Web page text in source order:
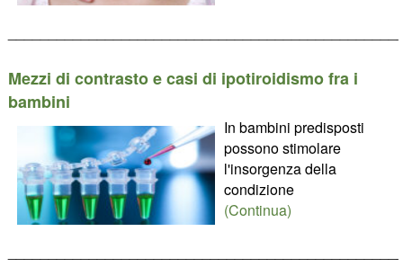
Mezzi di contrasto e casi di ipotiroidismo fra i
bambini
In bambini predisposti
possono stimolare
l'insorgenza della
condizione
(Continua)